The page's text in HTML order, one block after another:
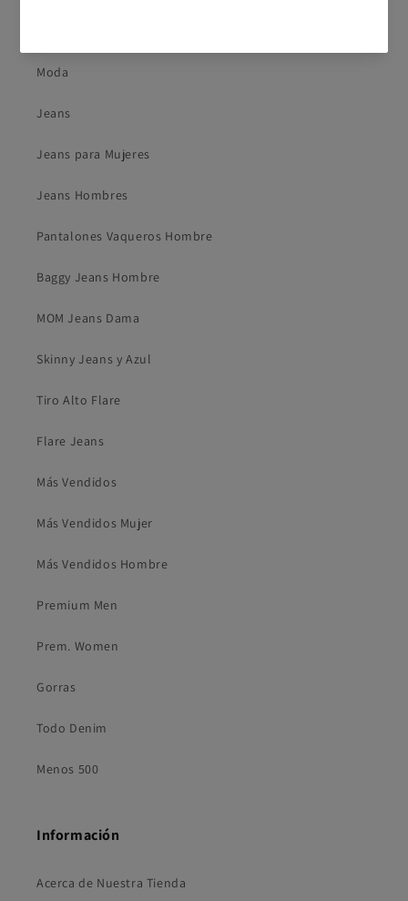
Moda
Jeans
Jeans para Mujeres
Jeans Hombres
Pantalones Vaqueros Hombre
Baggy Jeans Hombre
MOM Jeans Dama
Skinny Jeans y Azul
Tiro Alto Flare
Flare Jeans
Más Vendidos
Más Vendidos Mujer
Más Vendidos Hombre
Premium Men
Prem. Women
Gorras
Todo Denim
Menos 500
Información
Acerca de Nuestra Tienda